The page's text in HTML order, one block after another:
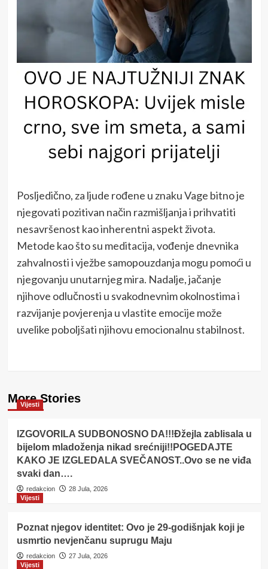
Posljedično, za ljude rođene u znaku Vage bitno je
njegovati pozitivan način razmišljanja i prihvatiti
nesavršenost kao inherentni aspekt života.
Metode kao što su meditacija, vođenje dnevnika
zahvalnosti i vježbe samopouzdanja mogu pomoći u
njegovanju unutarnjeg mira. Nadalje, jačanje
njihove odlučnosti u svakodnevnim okolnostima i
razvijanje povjerenja u vlastite emocije može
uvelike poboljšati njihovu emocionalnu stabilnost.
More Stories
Vijesti
IZGOVORILA SUDBONOSNO DA!!!Đžejla zablisala u
bijelom mladoženja nikad srećniji!!POGEDAJTE
KAKO JE IZGLEDALA SVEČANOST..Ovo se ne viđa
svaki dan….
redakcion
28 Jula, 2026
Vijesti
Poznat njegov identitet: Ovo je 29-godišnjak koji je
usmrtio nevjenčanu suprugu Maju
redakcion
27 Jula, 2026
Vijesti